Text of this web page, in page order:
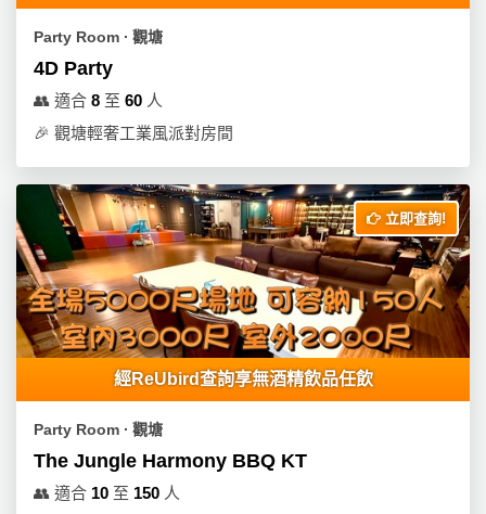
Party Room ∙ 觀塘
4D Party
👥 適合 8 至 60 人
🎉 觀塘輕奢工業風派對房間
立即查詢!
經ReUbird查詢享無酒精飲品任飲
Party Room ∙ 觀塘
The Jungle Harmony BBQ KT
👥 適合 10 至 150 人